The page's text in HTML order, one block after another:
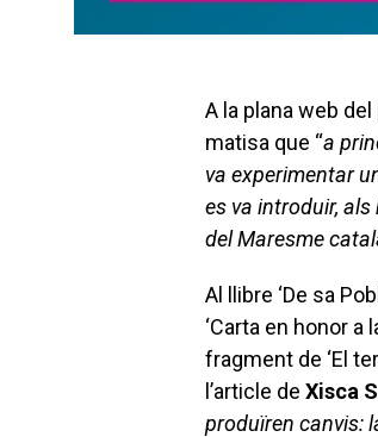
A la plana web
matisa que “a
va experimentar
es va introduir,
del Maresme
Al llibre ‘De sa
‘Carta en honor a
fragment de ‘El
l’article de Xisca
produïren canvis: